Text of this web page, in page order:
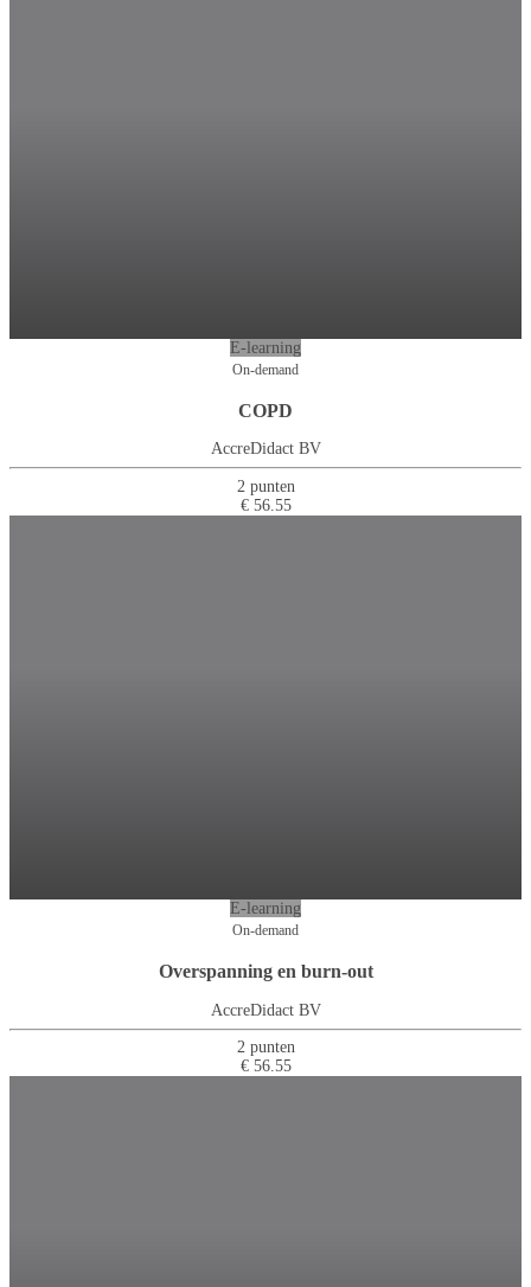
E-learning
On-demand
COPD
AccreDidact BV
2 punten
€ 56.55
E-learning
On-demand
Overspanning en burn-out
AccreDidact BV
2 punten
€ 56.55